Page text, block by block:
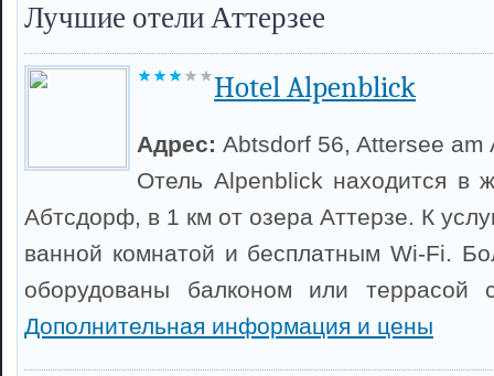
Лучшие отели Аттерзее
Hotel Alpenblick
Адрес: Abtsdorf 56, Attersee am
Отель Alpenblick находится в
Абтсдорф, в 1 км от озера Аттерзе. К
ванной комнатой и бесплатным Wi-Fi.
оборудованы балконом или
Дополнительная информация и цены